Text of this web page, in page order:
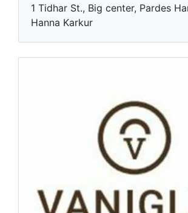
1 Tidhar St., Big center, Pardes
Hanna Karkur